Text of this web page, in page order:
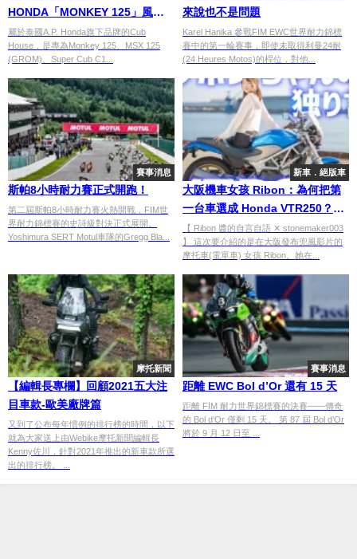
HONDA「MONKEY 125」風火
輪限量版
屬於泰國A.P. Honda旗下品牌的Cub
House，是專為Monkey 125、MSX 125
(GROM)、Super Cub C1...
來說也不是問題
Karel Hanika 參戰FIM EWC世界耐力錦標
賽中的第一輪賽事，即使未取得利曼24耐
(24 Heures Motos)的桿位，對他...
賽事消息
斯帕8小時耐力賽正式開跑！
第二屆斯帕8小時耐力賽火熱開戰，FIM世
界耐力錦標賽的史詩級對決正式展開。
Yoshimura SERT Motul車隊的Gregg Bla...
新車．絕版車
大阪機車女孩 Ribon：為何把第
一台車選成 Honda VTR250？真
實騎乘與入門選車心法
【 Ribon 醬的自言自語 ✕ stonemaker003
】 這次要介紹的是在大阪發布兜風影片的
摩托車(電單車) 女孩 Ribon。她在...
摩托新聞
【編輯長專欄】回顧2021五大注
目車款-歐美廠牌篇
又到了公布每年慣例的排行榜的時間，以下
就為大家送上由Webike摩托新聞編輯長
Kenny佐川，針對2021年推出的新車款所選
出的排行榜。 ...
賽事消息
距離 EWC Bol d’Or 還有 15 天
距離 FIM 耐力世界錦標賽的決賽——傳奇
的 Bol d’Or 僅剩 15 天。 第 87 屆 Bol d’Or
將於 9 月 12 日至 ...